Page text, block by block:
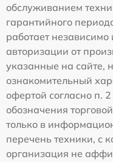
обслуживанием
гарантийного
работает
авторизации от
указанные на сайте,
ознакомительный
офертой согласно п.
обозначения
только в
перечень техники, с
организация не